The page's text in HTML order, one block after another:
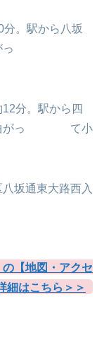
分。駅から八坂
分。駅から四
に曲がっ て小
坂通東大路西入
の【地図・アクセ
細はこちら＞＞